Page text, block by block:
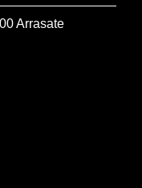
Arrasate